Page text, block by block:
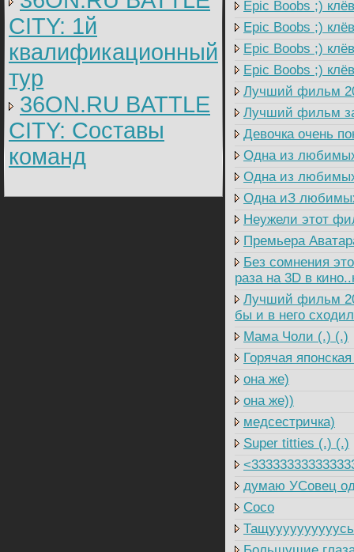
CITY: 1й
квалификационный
тур
36ON.RU BATTLE
CITY: Составы
команд
Epic Boobs ;)
Epic Boobs ;)
Epic Boobs ;)
Epic Boobs ;)
Лучший фильм
Лучший фильм
Девочка очень
Одна из
Одна из
Одна иЗ
Неужели этот
Премьера
Без сомнения
раза на 3D в
Лучший фильм
бы и в него
Мама Чоли (.) (.)
Горячая
она же)
она же))
медсестричка)
Super titties (.) (.)
думаю УСовец
Coco